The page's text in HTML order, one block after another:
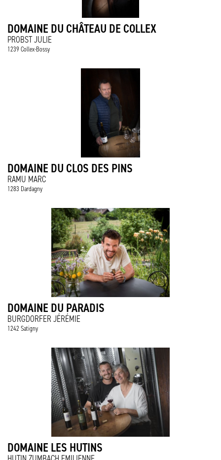
DOMAINE DU CHÂTEAU DE COLLEX
PROBST JULIE
1239 Collex-Bossy
DOMAINE DU CLOS DES PINS
RAMU MARC
1283 Dardagny
DOMAINE DU PARADIS
BURGDORFER JÉRÉMIE
1242 Satigny
DOMAINE LES HUTINS